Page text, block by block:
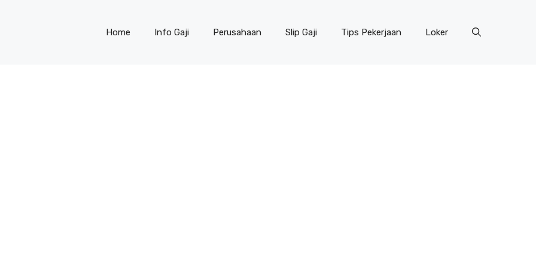
Home Info Gaji Perusahaan Slip Gaji Tips Pekerjaan Loker